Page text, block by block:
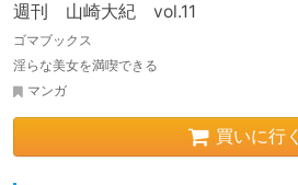
週刊 山崎大紀 vol.11
ゴマブックス
淫らな美女を満喫できる
マンガ
買いに行く